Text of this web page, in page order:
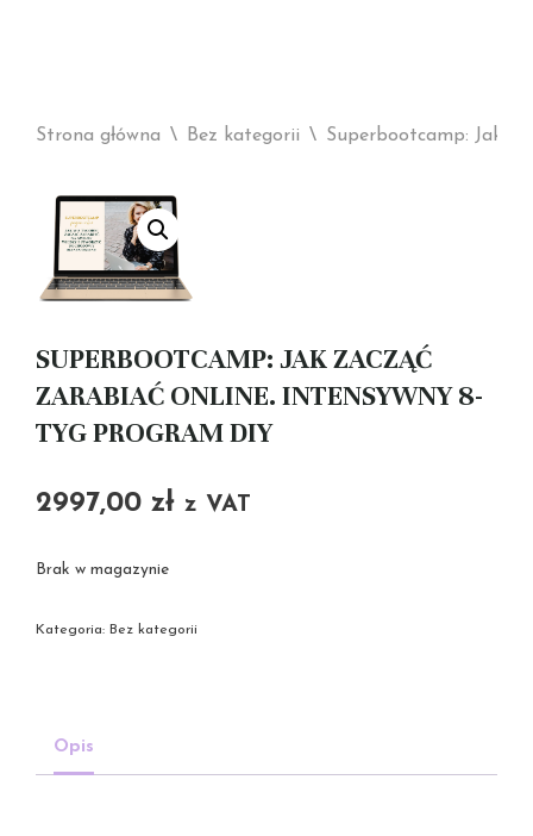
Strona główna \ Bez kategorii \ Superbootcamp: Jak
SUPERBOOTCAMP: JAK ZACZĄĆ
ZARABIAĆ ONLINE. INTENSYWNY 8-
TYG PROGRAM DIY
2997,00 zł z VAT
Brak w magazynie
Kategoria: Bez kategorii
Opis